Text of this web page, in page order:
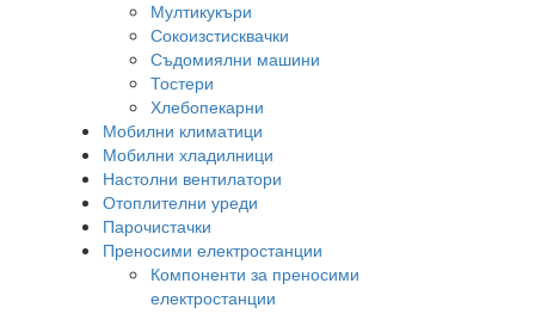
Мултикукъри
Сокоизстисквачки
Съдомиялни машини
Тостери
Хлебопекарни
Мобилни климатици
Мобилни хладилници
Настолни вентилатори
Отоплителни уреди
Парочистачки
Преносими електростанции
Компоненти за преносими
електростанции